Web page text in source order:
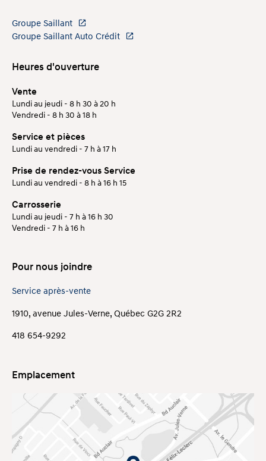
Groupe Saillant
Groupe Saillant Auto Crédit
Heures d'ouverture
Vente
Lundi au jeudi - 8 h 30 à 20 h
Vendredi - 8 h 30 à 18 h
Service et pièces
Lundi au vendredi - 7 h à 17 h
Prise de rendez-vous Service
Lundi au vendredi - 8 h à 16 h 15
Carrosserie
Lundi au jeudi - 7 h à 16 h 30
Vendredi - 7 h à 16 h
Pour nous joindre
Service après-vente
1910, avenue Jules-Verne, Québec G2G 2R2
418 654-9292
Emplacement